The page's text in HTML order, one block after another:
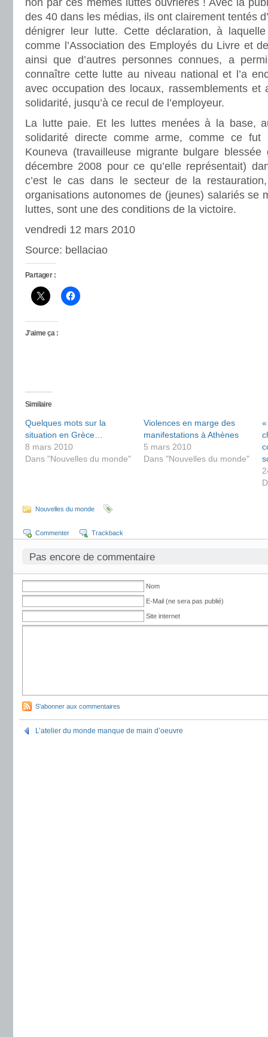
non par ces mêmes luttes ouvrières ! Avec la
des 40 dans les médias, ils ont clairement tentés
dénigrer leur lutte. Cette déclaration, à
comme l’Association des Employés du Livre et
ainsi que d’autres personnes connues, a
connaître cette lutte au niveau national et l’a
avec occupation des locaux, rassemblements et
solidarité, jusqu’à ce recul de l’employeur.
La lutte paie. Et les luttes menées à la base,
solidarité directe comme arme, comme ce fut
Kouneva (travailleuse migrante bulgare blessée
décembre 2008 pour ce qu’elle représentait)
c’est le cas dans le secteur de la
organisations autonomes de (jeunes) salariés se
luttes, sont une des conditions de la victoire.
vendredi 12 mars 2010
Source: bellaciao
Partager :
J’aime ça :
Similaire
Quelques mots sur la
situation en Grèce…
8 mars 2010
Dans "Nouvelles du monde"
Violences en marge des
manifestations à Athènes
5 mars 2010
Dans "Nouvelles du monde"
«
Nouvelles du monde
Commenter Trackback
Pas encore de commentaire
Nom
E-Mail (ne sera pas publié)
Site internet
S'abonner aux commentaires
L’atelier du monde manque de main d’oeuvre